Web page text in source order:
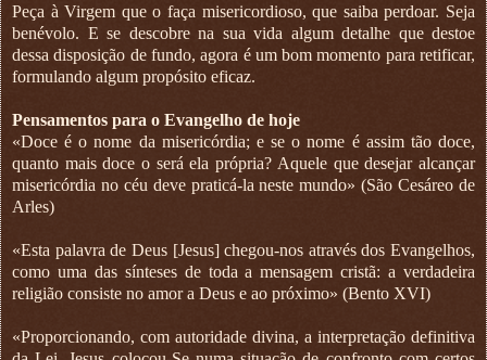
Peça à Virgem que o faça misericordioso, que saiba perdoar. Seja
benévolo. E se descobre na sua vida algum detalhe que destoe
dessa disposição de fundo, agora é um bom momento para retificar,
formulando algum propósito eficaz.
Pensamentos para o Evangelho de hoje
«Doce é o nome da misericórdia; e se o nome é assim tão doce,
quanto mais doce o será ela própria? Aquele que desejar alcançar
misericórdia no céu deve praticá-la neste mundo» (São Cesáreo de
Arles)
«Esta palavra de Deus [Jesus] chegou-nos através dos Evangelhos,
como uma das sínteses de toda a mensagem cristã: a verdadeira
religião consiste no amor a Deus e ao próximo» (Bento XVI)
«Proporcionando, com autoridade divina, a interpretação definitiva